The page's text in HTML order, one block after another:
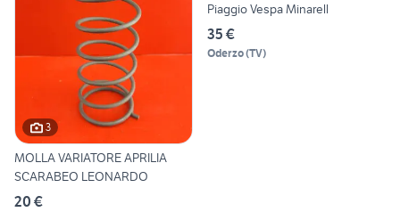
3
MOLLA VARIATORE APRILIA
SCARABEO LEONARDO
20 €
Piaggio Vespa Minarell
35 €
Oderzo(TV)